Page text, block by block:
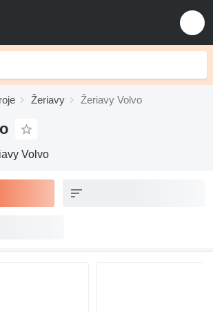
Žeriavy Žeriavy Volvo
Volvo